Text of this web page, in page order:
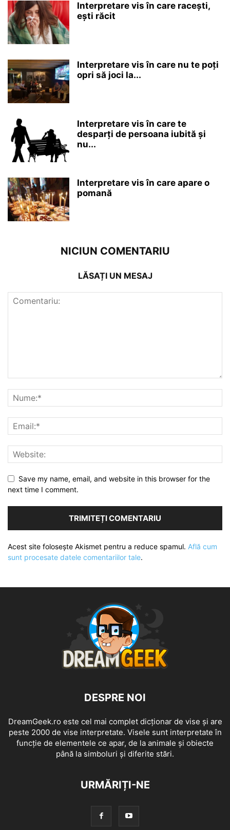
Interpretare vis în care racești,
ești răcit
Interpretare vis în care nu te poți
opri să joci la...
Interpretare vis în care te
desparți de persoana iubită și
nu...
Interpretare vis în care apare o
pomană
NICIUN COMENTARIU
LĂSAȚI UN MESAJ
Save my name, email, and website in this browser for the
next time I comment.
Acest site folosește Akismet pentru a reduce spamul. Află cum
sunt procesate datele comentariilor tale.
DESPRE NOI
DreamGeek.ro este cel mai complet dicționar de vise și are
peste 2000 de vise interpretate. Visele sunt interpretate în
funcție de elementele ce apar, de la animale și obiecte
până la simboluri și diferite stări.
URMĂRIȚI-NE